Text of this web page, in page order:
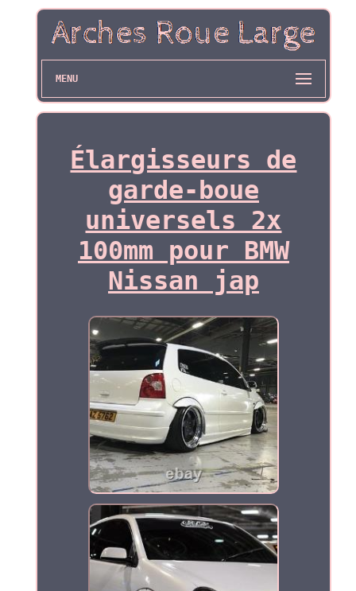
MENU
Élargisseurs de
garde-boue
universels 2x
100mm pour BMW
Nissan jap